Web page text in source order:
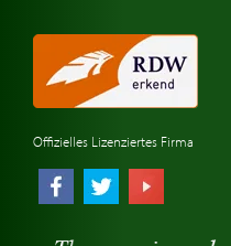
Automarken uhren
Offizielles Lizenziertes Firma